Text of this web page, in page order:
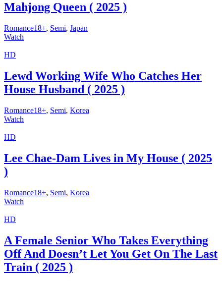
Mahjong Queen ( 2025 )
Romance18+, Semi, Japan
Watch
HD
Lewd Working Wife Who Catches Her
House Husband ( 2025 )
Romance18+, Semi, Korea
Watch
HD
Lee Chae-Dam Lives in My House ( 2025
)
Romance18+, Semi, Korea
Watch
HD
A Female Senior Who Takes Everything
Off And Doesn’t Let You Get On The Last
Train ( 2025 )